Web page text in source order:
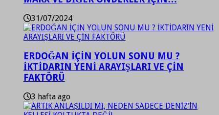
31/07/2024
ERDOĞAN İÇİN YOLUN SONU MU ?
İKTİDARIN YENİ ARAYIŞLARI VE ÇİN
FAKTÖRÜ
3 hafta ago